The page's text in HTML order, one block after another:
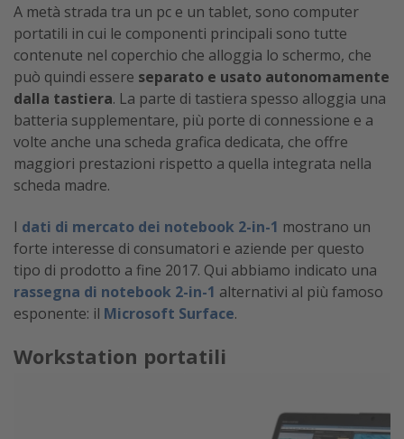
A metà strada tra un pc e un tablet, sono computer
portatili in cui le componenti principali sono tutte
contenute nel coperchio che alloggia lo schermo, che
può quindi essere separato e usato autonomamente
dalla tastiera. La parte di tastiera spesso alloggia una
batteria supplementare, più porte di connessione e a
volte anche una scheda grafica dedicata, che offre
maggiori prestazioni rispetto a quella integrata nella
scheda madre.
I dati di mercato dei notebook 2-in-1 mostrano un
forte interesse di consumatori e aziende per questo
tipo di prodotto a fine 2017. Qui abbiamo indicato una
rassegna di notebook 2-in-1 alternativi al più famoso
esponente: il Microsoft Surface.
Workstation portatili